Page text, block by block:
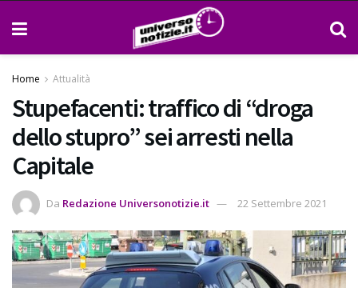
Home Attualità
Stupefacenti: traffico di “droga
dello stupro” sei arresti nella
Capitale
Da Redazione Universonotizie.it 22 Settembre 2021